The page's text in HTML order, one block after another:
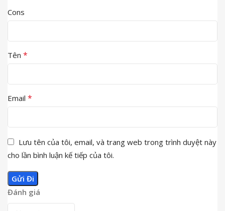
Đánh giá
Cons
Tên *
Email *
Lưu tên của tôi, email, và trang web trong trình duyệt này
cho lần bình luận kế tiếp của tôi.